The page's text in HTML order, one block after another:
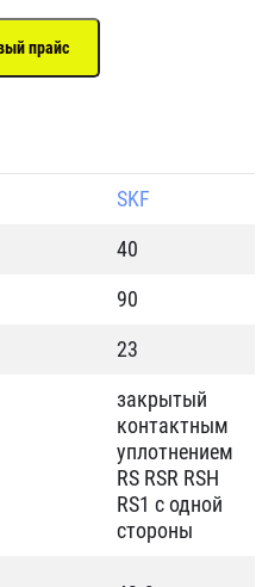
SKF
40
90
23
закрытый
контактным
уплотнением
RS RSR RSH
RS1 с одной
стороны